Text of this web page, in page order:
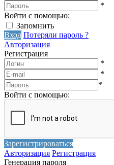
*
Войти с помощью:
Запомнить
Вход Потеряли пароль ?
Авторизация
Регистрация
*
*
*
Войти с помощью:
Зарегистрироваться
Авторизация Регистрация
Генерация пароля